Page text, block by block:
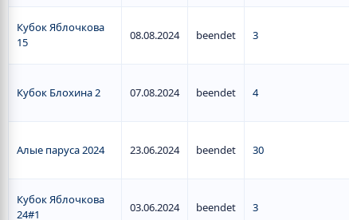
Кубок Яблочкова
15
08.08.2024 beendet 3
Кубок Блохина 2 07.08.2024 beendet 4
Алые паруса 2024 23.06.2024 beendet 30
Кубок Яблочкова
24#1
03.06.2024 beendet 3